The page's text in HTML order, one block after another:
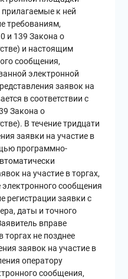
прилагаемые к ней
требованиям,
и 139 Закона о
и настоящим
сообщения,
электронной
заявок на
в соответствии с
Закона о
В течение тридцати
заявки на участие в
программно-
на участие в торгах,
сообщения
регистрации заявки с
даты и точного
вправе
торгах не позднее
заявок на участие в
оператору
сообщения,